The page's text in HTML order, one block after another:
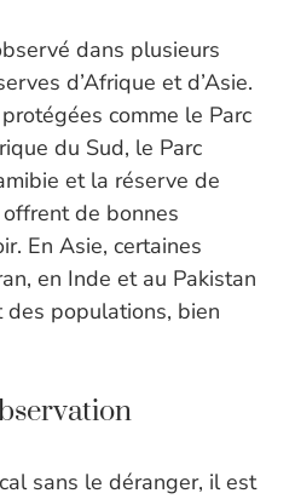
dans plusieurs
d’Afrique et d’Asie.
comme le Parc
du Sud, le Parc
et la réserve de
de bonnes
En Asie, certaines
en Inde et au Pakistan
populations, bien
sans le déranger, il est